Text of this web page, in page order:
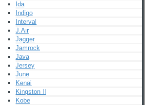
Ida
Indigo
Interval
J.Air
Jagger
Jamrock
Java
Jersey
June
Kenai
Kingston II
Kobe